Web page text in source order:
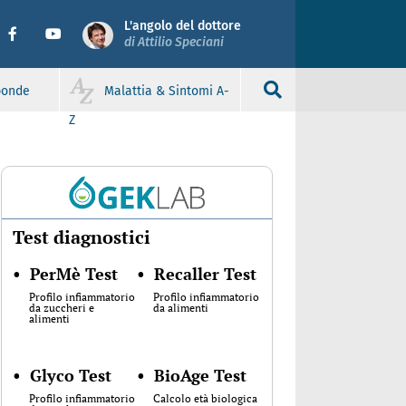
L'angolo del dottore
di Attilio Speciani
Malattia & Sintomi A-
Z
Test diagnostici
• PerMè Test
Profilo infiammatorio
da zuccheri e
alimenti
• Recaller Test
Profilo infiammatorio
da alimenti
• Glyco Test
Profilo infiammatorio
• BioAge Test
Calcolo età biologica